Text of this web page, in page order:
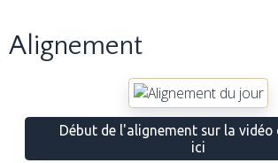
Alignement
Début de l'alignement sur la vidéo
ici